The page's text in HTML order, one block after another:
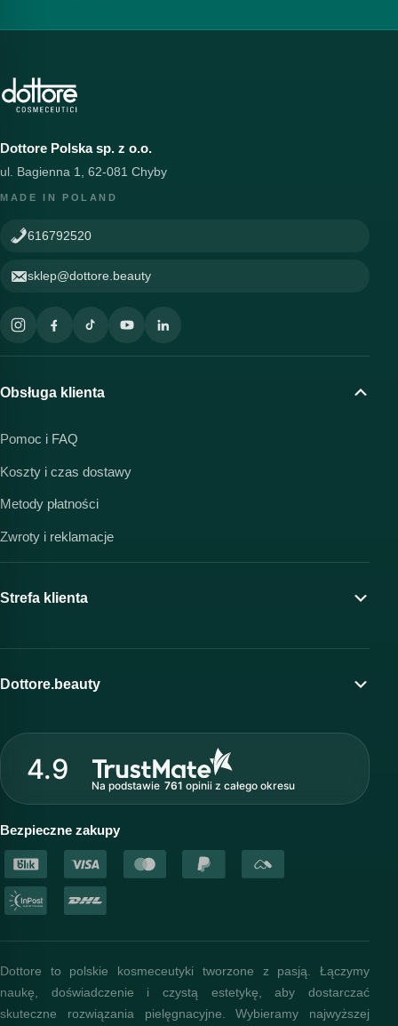
Dottore Polska sp. z o.o.
ul. Bagienna 1, 62-081 Chyby
MADE IN POLAND
616792520
sklep@dottore.beauty
Obsługa klienta
Pomoc i FAQ
Koszty i czas dostawy
Metody płatności
Zwroty i reklamacje
Strefa klienta
Moje konto
Program lojalnościowy
Strefa profesjonalisty
Dottore.beauty
O marce Dottore
Nasz zespół
Akademia i szkolenia
Baza wiedzy
4.9
Na podstawie 761 opiniiz całego okresu
Bezpieczne zakupy
Dottore to polskie kosmeceutyki tworzone z pasją. Łączymy
naukę, doświadczenie i czystą estetykę, aby dostarczać
skuteczne rozwiązania pielęgnacyjne. Wybieramy najwyższej